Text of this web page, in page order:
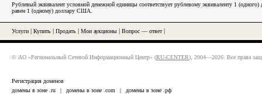
Рублевый эквивалент условной денежной единицы соответствует рублевому эквиваленту 1
равен 1 (одному) доллару США.
Услуги Купить Продать Мои аукционы Вопрос — ответ|
© АО «Региональный Сетевой Информационный Центр» (RU-CENTER), 2004—2026. Все права
Регистрация доменов
домены в зоне .ru
| домены в зоне .com | домены в зоне .рф